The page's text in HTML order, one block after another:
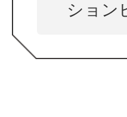
ション